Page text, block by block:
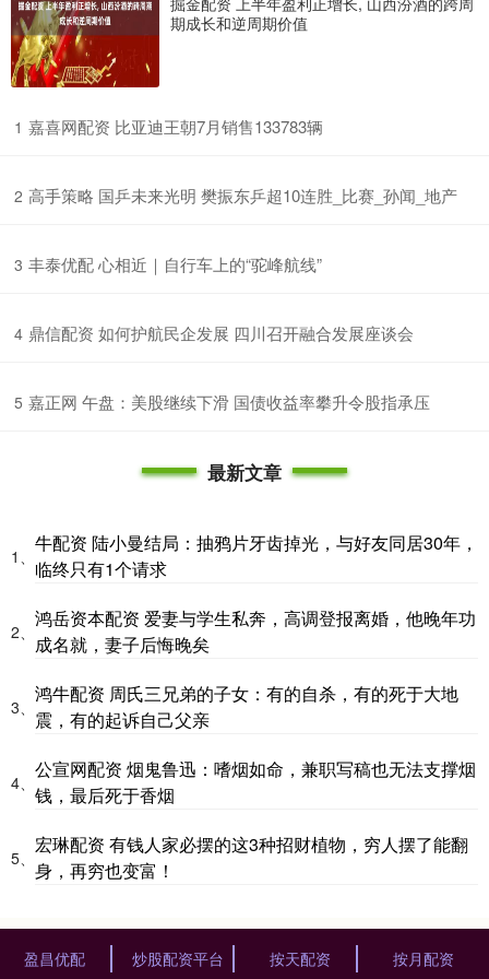
期成长和逆周期价值
1 ​嘉喜网配资 比亚迪王朝7月销售133783辆
2 ​高手策略 国乒未来光明 樊振东乒超10连胜_比赛_孙闻_地产
3 ​丰泰优配 心相近｜自行车上的“驼峰航线”
4 ​鼎信配资 如何护航民企发展 四川召开融合发展座谈会
5 ​嘉正网 午盘：美股继续下滑 国债收益率攀升令股指承压
最新文章
1、
牛配资 陆小曼结局：抽鸦片牙齿掉光，与好友同居30年，
临终只有1个请求
2、
鸿岳资本配资 爱妻与学生私奔，高调登报离婚，他晚年功
成名就，妻子后悔晚矣
3、
鸿牛配资 周氏三兄弟的子女：有的自杀，有的死于大地
震，有的起诉自己父亲
4、
公宣网配资 烟鬼鲁迅：嗜烟如命，兼职写稿也无法支撑烟
钱，最后死于香烟
5、
宏琳配资 有钱人家必摆的这3种招财植物，穷人摆了能翻
身，再穷也变富！
盈昌优配 炒股配资平台 按天配资 按月配资